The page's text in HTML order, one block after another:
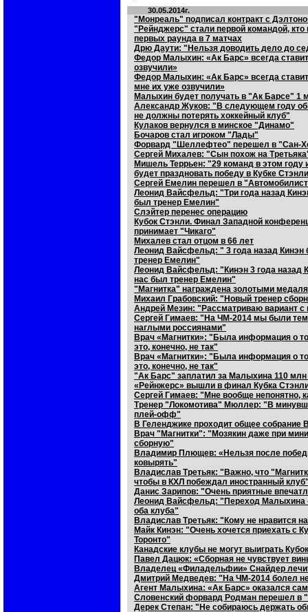
30.05.2014г.
"Монреаль" подписал контракт с
"Рейнджерс" стали первой командой,
первых раунда в 7 матчах
Дрю Даути: "Нельзя доводить дело до
Федор Малыхин: «Ак Барс» всегда
озвучили»
Федор Малыхин: «Ак Барс» всегда
мне их уже озвучили»
Малыхин будет получать в "Ак Барсе" 1
Александр Жуков: "В следующем году
не должны потерять хоккейный клуб"
Кулаков вернулся в минское "Динамо"
Бочаров стал игроком "Лады"
Форвард "Шеллефтео" перешел в "Сан-
Сергей Михалев: "Сын похож на
Мишель Террьен: "29 команд в этом
будет праздновать победу в Кубке
Сергей Емелин перешел в
Леонид Вайсфельд: "Три года назад
был тренер Емелин"
Слэйтер перенес операцию
Кубок Стэнли. Финал Западной
принимает "Чикаго"
Михалев стал отцом в 66 лет
Леонид Вайсфельд: " 3 года назад Кинэн
тренер Емелин"
Леонид Вайсфельд: "Кинэн 3 года назад
нас был тренер Емелин"
"Магнитка" награждена золотыми
Михаил Грабовский: "Новый тренер
Андрей Мезин: "Рассматриваю вариант
Сергей Гимаев: "На ЧМ-2014 мы были
наглыми россиянами"
Врач «Магнитки»: "Была информация о
это, конечно, не так"
Врач «Магнитки»: "Была информация о
это, конечно, не так"
"Ак Барс" заплатил за Малыхина 110 млн
«Рейнжерс» вышли в финал Кубка
Сергей Гимаев: "Мне вообще непонятно,
Тренер "Локомотива" Мюллер: "В
плей-офф"
В Геленджике проходит общее собрание
Врач "Магнитки": "Мозякин даже при
сборную"
Владимир Плющев: «Нельзя после
ковырять"
Владислав Третьяк: "Важно, что
чтобы в КХЛ побеждал иностранный
Данис Зарипов: "Очень приятные
Леонид Вайсфельд: "Переход Малыхина -
оба клуба"
Владислав Третьяк: "Кому не нравится
Майк Кинэн: "Очень хочется приехать с
Торонто"
Канадские клубы не могут выиграть
Павел Дацюк: «Сборная не чувствует
Владелец «Филадельфии» Снайдер
Дмитрий Медведев: "На ЧМ-2014 болел
Агент Малыхина: «Ак Барс» оказался
Словенский форвард Родман перешел в
Дерек Степан: "Не собираюсь держать